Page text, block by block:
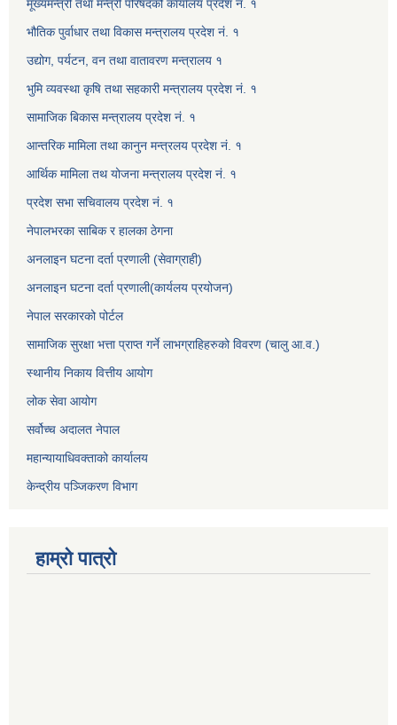
मूख्यमन्त्री तथा मन्त्री परिषदको कार्यालय प्रदेश नं. १
भौतिक पुर्वाधार तथा विकास मन्त्रालय प्रदेश नं. १
उद्योग, पर्यटन, वन तथा वातावरण मन्त्रालय १
भुमि व्यवस्था कृषि तथा सहकारी मन्त्रालय प्रदेश नं. १
सामाजिक बिकास मन्त्रालय प्रदेश नं. १
आन्तरिक मामिला तथा कानुन मन्त्रलय प्रदेश नं. १
आर्थिक मामिला तथ योजना मन्त्रालय प्रदेश नं. १
प्रदेश सभा सचिवालय प्रदेश नं. १
नेपालभरका साबिक र हालका ठेगना
अनलाइन घटना दर्ता प्रणाली (सेवाग्राही)
अनलाइन घटना दर्ता प्रणाली(कार्यलय प्रयोजन)
नेपाल सरकारको पोर्टल
सामाजिक सुरक्षा भत्ता प्राप्त गर्ने लाभग्राहिहरुको विवरण (चालु आ.व.)
स्थानीय निकाय वित्तीय आयोग
लोक सेवा आयोग
सर्वोच्च अदालत नेपाल
महान्यायाधिवक्ताको कार्यालय
केन्द्रीय पञ्जिकरण विभाग
हाम्रो पात्रो